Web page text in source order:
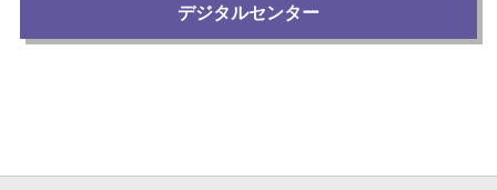
デジタルセンター